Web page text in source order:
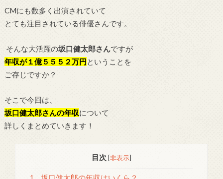
CMにも数多く出演されていて
とても注目されている俳優さんです。
そんな大活躍の坂口健太郎さんですが
年収が１億５５５２万円ということを
ご存じですか？
そこで今回は、
坂口健太郎さんの年収について
詳しくまとめていきます！
目次 [非表示]